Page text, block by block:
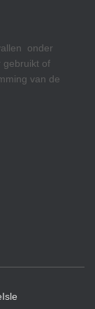
onder
gebruikt of
van de